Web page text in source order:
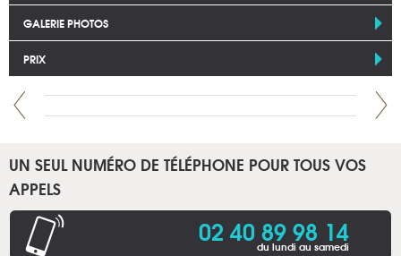
GALERIE PHOTOS
PRIX
UN SEUL NUMÉRO DE TÉLÉPHONE POUR TOUS VOS
APPELS
02 40 89 98 14
du lundi au samedi